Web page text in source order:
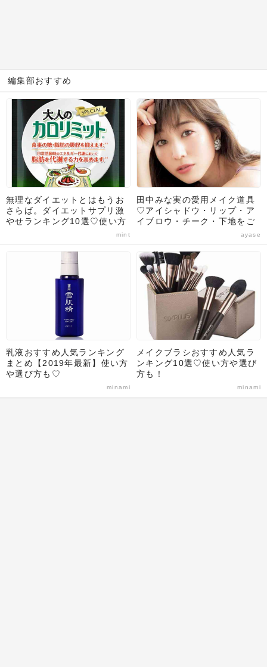
編集部おすすめ
無理なダイエットとはもうお
さらば。ダイエットサプリ激
やせランキング10選♡使い方
や選び方のポイントも解説！
mint
田中みな実の愛用メイク道具
♡アイシャドウ・リップ・ア
イブロウ・チーク・下地をご
ayase
乳液おすすめ人気ランキング
まとめ【2019年最新】使い方
や選び方も♡
minami
メイクブラシおすすめ人気ラ
ンキング10選♡使い方や選び
方も！
minami